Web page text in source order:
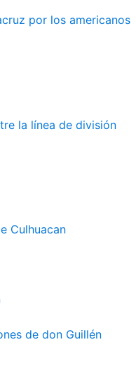
por los americanos
la línea de división
Culhuacan
de don Guillén